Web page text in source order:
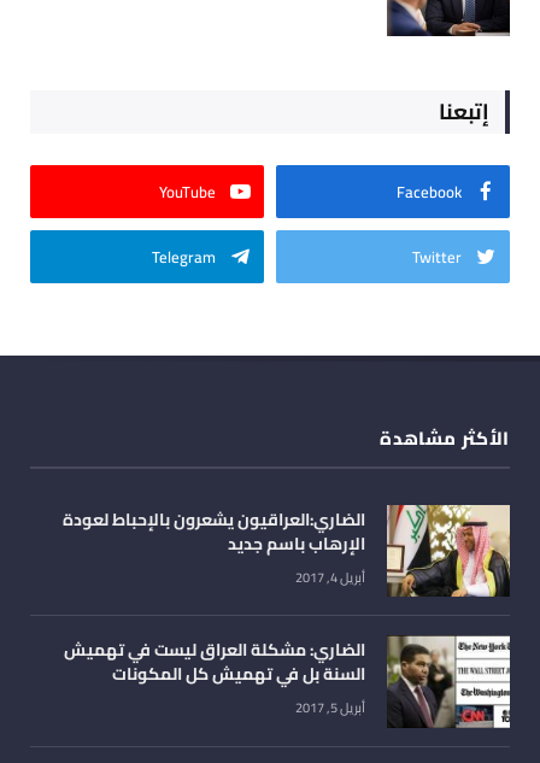
إتبعنا
Facebook
YouTube
Twitter
Telegram
الأكثر مشاهدة
الضاري:العراقيون يشعرون بالإحباط لعودة
الإرهاب باسم جديد
أبريل 4, 2017
الضاري: مشكلة العراق ليست في تهميش
السنة بل في تهميش كل المكونات
أبريل 5, 2017